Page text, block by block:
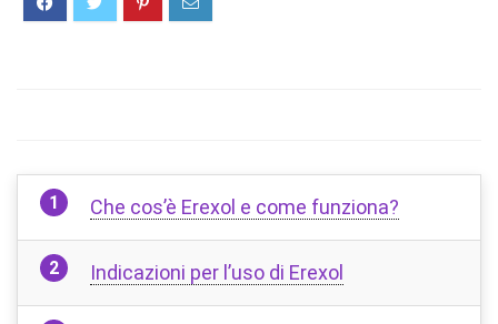
Che cos’è Erexol e come funziona?
Indicazioni per l’uso di Erexol